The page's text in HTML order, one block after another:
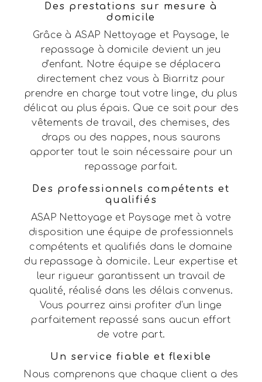
Des prestations sur mesure à
domicile
Grâce à ASAP Nettoyage et Paysage, le
repassage à domicile devient un jeu
d'enfant. Notre équipe se déplacera
directement chez vous à Biarritz pour
prendre en charge tout votre linge, du plus
délicat au plus épais. Que ce soit pour des
vêtements de travail, des chemises, des
draps ou des nappes, nous saurons
apporter tout le soin nécessaire pour un
repassage parfait.
Des professionnels compétents et
qualifiés
ASAP Nettoyage et Paysage met à votre
disposition une équipe de professionnels
compétents et qualifiés dans le domaine
du repassage à domicile. Leur expertise et
leur rigueur garantissent un travail de
qualité, réalisé dans les délais convenus.
Vous pourrez ainsi profiter d'un linge
parfaitement repassé sans aucun effort
de votre part.
Un service fiable et flexible
Nous comprenons que chaque client a des